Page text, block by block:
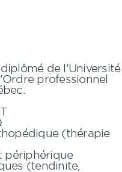
de l'Université
professionnel
(thérapie
périphérique
(tendinite,